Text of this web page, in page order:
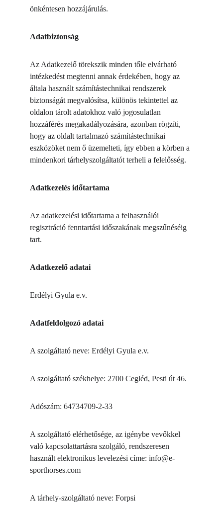
önkéntesen hozzájárulás.
Adatbiztonság
Az Adatkezelő törekszik minden tőle elvárható
intézkedést megtenni annak érdekében, hogy az
általa használt számítástechnikai rendszerek
biztonságát megvalósítsa, különös tekintettel az
oldalon tárolt adatokhoz való jogosulatlan
hozzáférés megakadályozására, azonban rögzíti,
hogy az oldalt tartalmazó számítástechnikai
eszközöket nem ő üzemelteti, így ebben a körben a
mindenkori tárhelyszolgáltatót terheli a felelősség.
Adatkezelés időtartama
Az adatkezelési időtartama a felhasználói
regisztráció fenntartási időszakának megszűnéséig
tart.
Adatkezelő adatai
Erdélyi Gyula e.v.
Adatfeldolgozó adatai
A szolgáltató neve: Erdélyi Gyula e.v.
A szolgáltató székhelye: 2700 Cegléd, Pesti út 46.
Adószám: 64734709-2-33
A szolgáltató elérhetősége, az igénybe vevőkkel
való kapcsolattartásra szolgáló, rendszeresen
használt elektronikus levelezési címe: info@e-
sporthorses.com
A tárhely-szolgáltató neve: Forpsi